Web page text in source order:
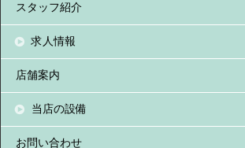
スタッフ紹介
求人情報
店舗案内
当店の設備
お問い合わせ